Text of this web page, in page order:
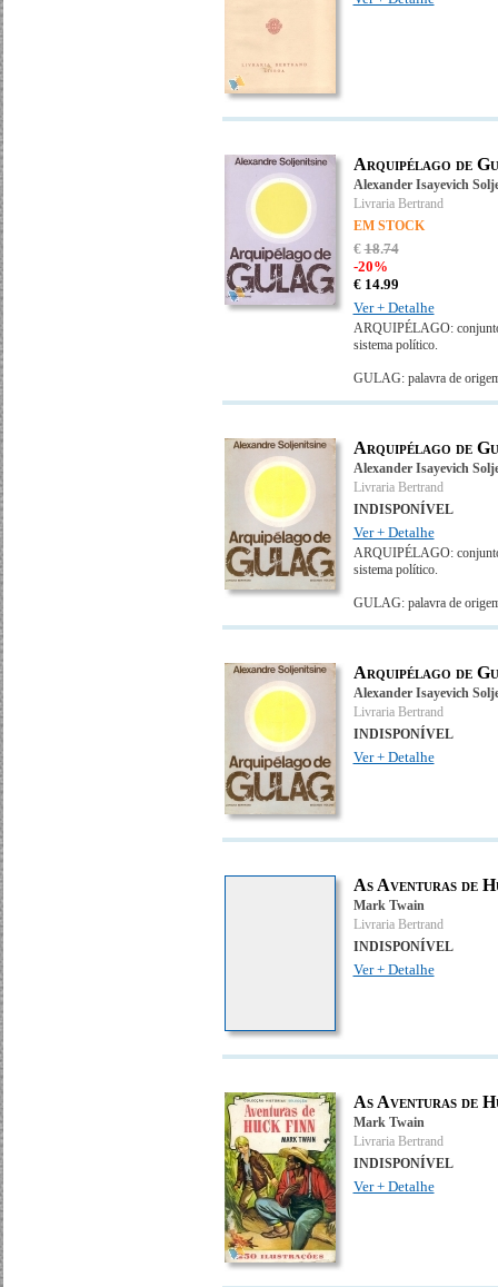
Arquipélago de
Alexander Isayevich
Livraria Bertrand
EM STOCK
€18.74
-20%
€ 14.99
Ver + Detalhe
ARQUIPÉLAGO:
sistema político.
GULAG: palavra de
Arquipélago de
Alexander Isayevich
Livraria Bertrand
INDISPONÍVEL
Ver + Detalhe
ARQUIPÉLAGO:
sistema político.
GULAG: palavra de
Arquipélago de
Alexander Isayevich
Livraria Bertrand
INDISPONÍVEL
Ver + Detalhe
As Aventuras de
Mark Twain
Livraria Bertrand
INDISPONÍVEL
Ver + Detalhe
As Aventuras de
Mark Twain
Livraria Bertrand
INDISPONÍVEL
Ver + Detalhe